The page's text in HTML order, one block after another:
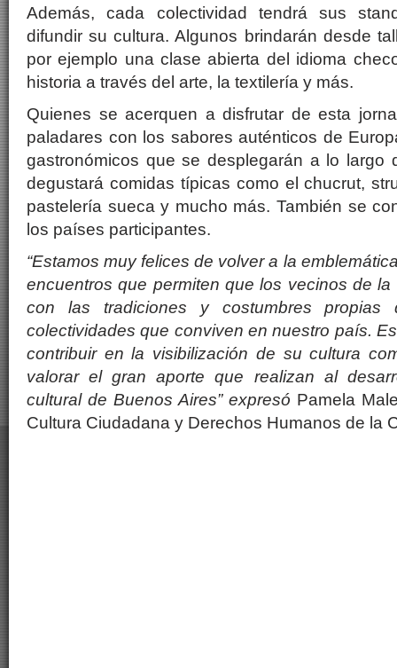
Además, cada colectividad tendrá sus
difundir su cultura. Algunos brindarán desde
por ejemplo una clase abierta del idioma
historia a través del arte, la textilería y más.
Quienes se acerquen a disfrutar de esta
paladares con los sabores auténticos de
gastronómicos que se desplegarán a lo
degustará comidas típicas como el chucrut,
pastelería sueca y mucho más. También se
los países participantes.
“Estamos muy felices de volver a la
encuentros que permiten que los vecinos de
con las tradiciones y costumbres
colectividades que conviven en nuestro país.
contribuir en la visibilización de su cultura
valorar el gran aporte que realizan al
cultural de Buenos Aires” expresó Pamela
Cultura Ciudadana y Derechos Humanos de la